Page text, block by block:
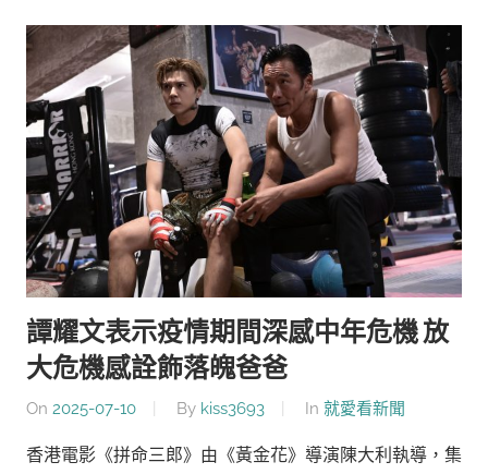
譚耀文表示疫情期間深感中年危機 放
大危機感詮飾落魄爸爸
On 2025-07-10 By kiss3693 In 就愛看新聞
香港電影《拼命三郎》由《黃金花》導演陳大利執導，集